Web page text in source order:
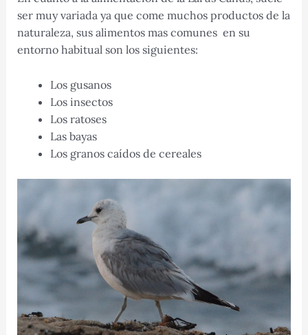
ser muy variada ya que come muchos productos de la
naturaleza, sus alimentos mas comunes en su
entorno habitual son los siguientes:
Los gusanos
Los insectos
Los ratoses
Las bayas
Los granos caídos de cereales